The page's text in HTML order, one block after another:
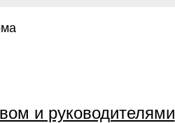
и руководителями